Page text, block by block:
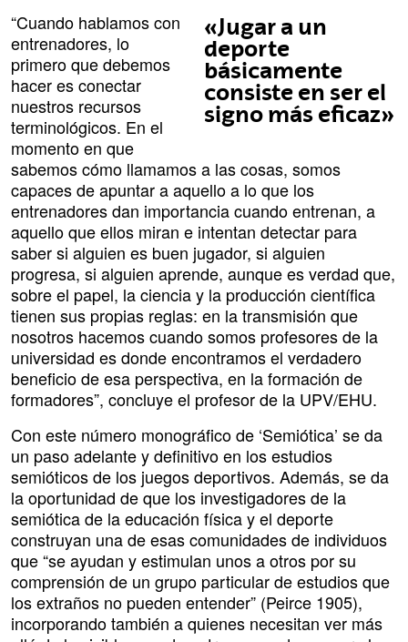
«Jugar a un
deporte
básicamente
consiste en ser el
signo más eficaz»
“Cuando hablamos con
entrenadores, lo
primero que debemos
hacer es conectar
nuestros recursos
terminológicos. En el
momento en que
sabemos cómo llamamos a las cosas, somos
capaces de apuntar a aquello a lo que los
entrenadores dan importancia cuando entrenan, a
aquello que ellos miran e intentan detectar para
saber si alguien es buen jugador, si alguien
progresa, si alguien aprende, aunque es verdad que,
sobre el papel, la ciencia y la producción científica
tienen sus propias reglas: en la transmisión que
nosotros hacemos cuando somos profesores de la
universidad es donde encontramos el verdadero
beneficio de esa perspectiva, en la formación de
formadores”, concluye el profesor de la UPV/EHU.
Con este número monográfico de ‘Semiótica’ se da
un paso adelante y definitivo en los estudios
semióticos de los juegos deportivos. Además, se da
la oportunidad de que los investigadores de la
semiótica de la educación física y el deporte
construyan una de esas comunidades de individuos
que “se ayudan y estimulan unos a otros por su
comprensión de un grupo particular de estudios que
los extraños no pueden entender” (Peirce 1905),
incorporando también a quienes necesitan ver más